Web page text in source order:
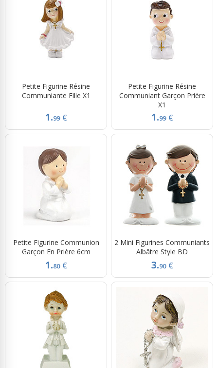
Petite Figurine Résine
Communiante Fille X1
1.99 €
Petite Figurine Résine
Communiant Garçon Prière
X1
1.99 €
Petite Figurine Communion
Garçon En Prière 6cm
1.80 €
2 Mini Figurines Communiants
Albâtre Style BD
3.90 €